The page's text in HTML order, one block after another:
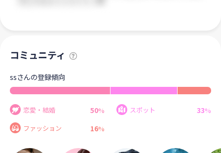
コミュニティ
ssさんの登録傾向
恋愛・結婚 50% スポット 33%
ファッション
16%